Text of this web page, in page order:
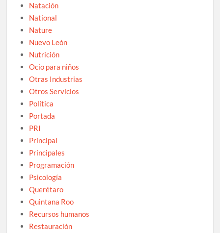
Natación
National
Nature
Nuevo León
Nutrición
Ocio para niños
Otras Industrias
Otros Servicios
Política
Portada
PRI
Principal
Principales
Programación
Psicología
Querétaro
Quintana Roo
Recursos humanos
Restauración